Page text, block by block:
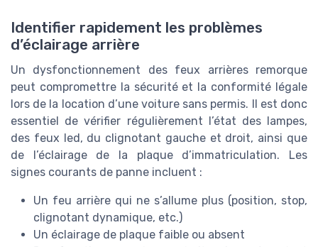
Identifier rapidement les problèmes
d’éclairage arrière
Un dysfonctionnement des feux arrières remorque
peut compromettre la sécurité et la conformité légale
lors de la location d’une voiture sans permis. Il est donc
essentiel de vérifier régulièrement l’état des lampes,
des feux led, du clignotant gauche et droit, ainsi que
de l’éclairage de la plaque d’immatriculation. Les
signes courants de panne incluent :
Un feu arrière qui ne s’allume plus (position, stop,
clignotant dynamique, etc.)
Un éclairage de plaque faible ou absent